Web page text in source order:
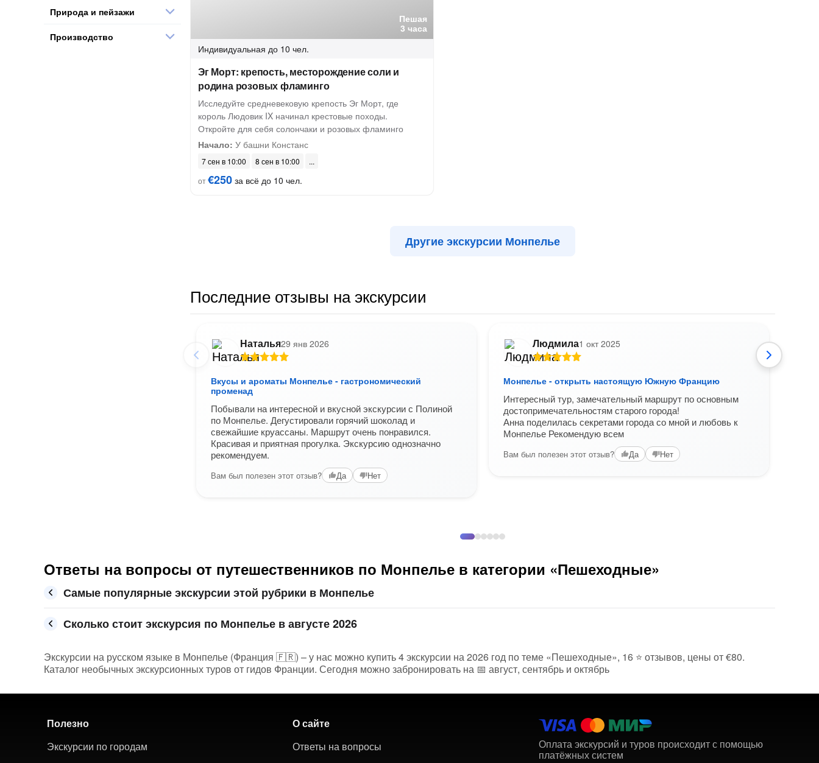
Пешая
3 часа
Индивидуальная до 10 чел.
Эг Морт: крепость, месторождение соли и
родина розовых фламинго
Исследуйте средневековую крепость Эг Морт, где
король Людовик IX начинал крестовые походы.
Откройте для себя солончаки и розовых фламинго
Начало: У башни Констанс
7 сен в 10:00
8 сен в 10:00
от€250 за всё до 10 чел.
Другие экскурсии Монпелье
Последние отзывы на экскурсии
Наталья29 янв 2026
Вкусы и ароматы Монпелье - гастрономический
променад
Побывали на интересной и вкусной экскурсии с Полиной
по Монпелье. Дегустировали горячий шоколад и
свежайшие круассаны. Маршрут очень понравился.
Красивая и приятная прогулка. Экскурсию однозначно
рекомендуем.
Вам был полезен этот отзыв? Да Нет
Людмила1 окт 2025
Монпелье - открыть настоящую Южную Францию
Интересный тур, замечательный маршрут по основным
достопримечательностям старого города!
Анна поделилась секретами города со мной и любовь к
Монпелье Рекомендую всем
Вам был полезен этот отзыв? Да Нет
Природа и пейзажи
Производство
Ответы на вопросы от путешественников по Монпелье в категории «Пешеходные»
Самые популярные экскурсии этой рубрики в Монпелье
Сколько стоит экскурсия по Монпелье в августе 2026
Экскурсии на русском языке в Монпелье (Франция 🇫🇷) – у нас можно купить 4 экскурсии на 2026 год по теме «Пешеходные», 16 ⭐ отзывов, цены от €80.
Каталог необычных экскурсионных туров от гидов Франции. Сегодня можно забронировать на 📅 август, сентябрь и октябрь
Полезно
Экскурсии по городам
О сайте
Ответы на вопросы
Оплата экскурсий и туров происходит с помощью
платёжных систем